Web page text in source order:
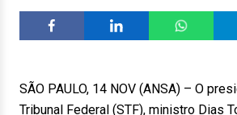
SÃO PAULO, 14 NOV (ANSA) – O
Tribunal Federal (STF), ministro Dias